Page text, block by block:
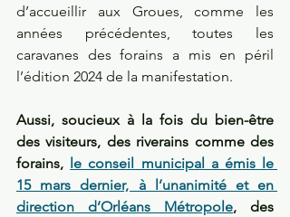
d’accueillir aux Groues, comme les
années précédentes, toutes les
caravanes des forains a mis en péril
l’édition 2024 de la manifestation.
Aussi, soucieux à la fois du bien-être
des visiteurs, des riverains comme des
forains, le conseil municipal a émis le
15 mars dernier, à l’unanimité et en
direction d’Orléans Métropole, des